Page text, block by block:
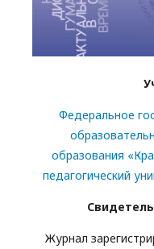
Федеральное
образования
педагогический
Журнал